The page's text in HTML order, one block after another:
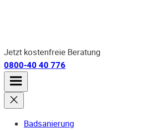
Jetzt kostenfreie Beratung
0800-40 40 776
Badsanierung